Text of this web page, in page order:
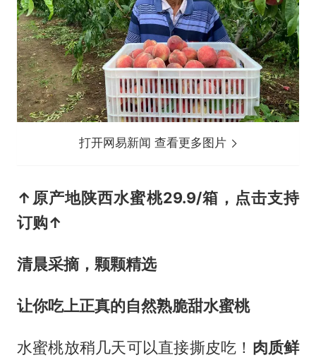
打开网易新闻 查看更多图片
↑原产地陕西水蜜桃29.9/箱 ，点击支持
订购↑
清晨采摘，颗颗精选
让你吃上正真的自然熟脆甜水蜜桃
水蜜桃放稍几天可以直接撕皮吃！ 肉质鲜